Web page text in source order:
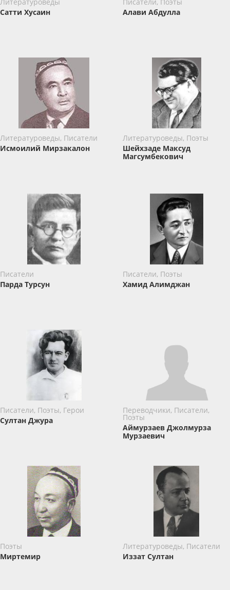
Сатти Хусаин
Алави Абдулла
Литературоведы, Писатели
Исмоилий Мирзакалон
Литературоведы, Поэты
Шейхзаде Максуд
Магсумбекович
Писатели
Парда Турсун
Писатели, Поэты
Хамид Алимджан
Писатели, Поэты, Герои
Султан Джура
Переводчики, Писатели,
Поэты
Аймурзаев Джолмурза
Мурзаевич
Поэты
Миртемир
Литературоведы, Писатели
Иззат Султaн